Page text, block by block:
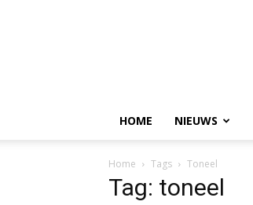
HOME NIEUWS
Home Tags Toneel
Tag: toneel